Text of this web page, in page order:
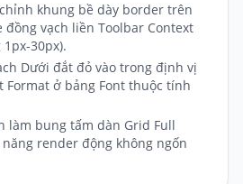
khung bề dày border trên
đồng vạch liền Toolbar Context
30px).
Dưới đắt đỏ vào trong định vị
Format ở bảng Font thuộc tính
làm bung tấm dàn Grid Full
render động không ngốn